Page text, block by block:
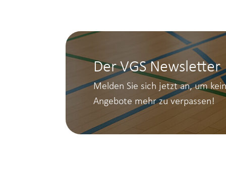
Der VGS Newsletter
Melden Sie sich jetzt an, um
Angebote mehr zu verpassen!